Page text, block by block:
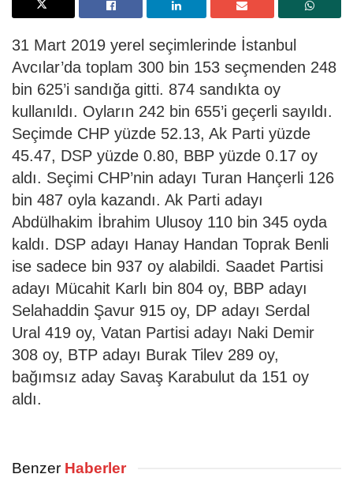
31 Mart 2019 yerel seçimlerinde İstanbul
Avcılar’da toplam 300 bin 153 seçmenden 248
bin 625’i sandığa gitti. 874 sandıkta oy
kullanıldı. Oyların 242 bin 655’i geçerli sayıldı.
Seçimde CHP yüzde 52.13, Ak Parti yüzde
45.47, DSP yüzde 0.80, BBP yüzde 0.17 oy
aldı. Seçimi CHP’nin adayı Turan Hançerli 126
bin 487 oyla kazandı. Ak Parti adayı
Abdülhakim İbrahim Ulusoy 110 bin 345 oyda
kaldı. DSP adayı Hanay Handan Toprak Benli
ise sadece bin 937 oy alabildi. Saadet Partisi
adayı Mücahit Karlı bin 804 oy, BBP adayı
Selahaddin Şavur 915 oy, DP adayı Serdal
Ural 419 oy, Vatan Partisi adayı Naki Demir
308 oy, BTP adayı Burak Tilev 289 oy,
bağımsız aday Savaş Karabulut da 151 oy
aldı.
Benzer Haberler